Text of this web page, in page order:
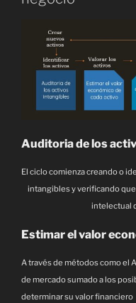
Auditoria de los
El ciclo comienza creando o
intangibles y verificando
intelectual
Estimar el valor
A través de métodos como el
de mercado sumado a los
determinar su valor financiero